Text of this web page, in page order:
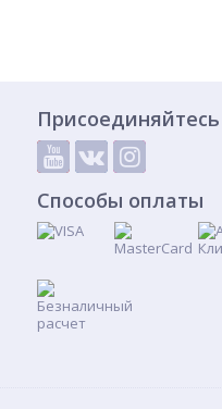
Присоединяйтесь
Способы оплаты